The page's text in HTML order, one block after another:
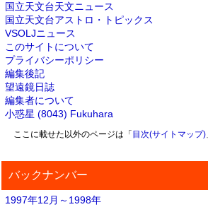
国立天文台天文ニュース
国立天文台アストロ・トピックス
VSOLJニュース
このサイトについて
プライバシーポリシー
編集後記
望遠鏡日誌
編集者について
小惑星 (8043) Fukuhara
ここに載せた以外のページは「 目次(サイトマップ)
バックナンバー
1997年12月～1998年